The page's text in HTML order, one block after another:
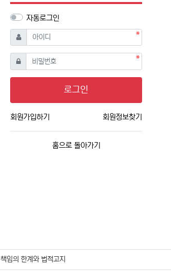
자동로그인
아이디
필수
비밀번호필수
로그인
회원가입하기 회원정보찾기
홈으로 돌아가기
책임의 한계와 법적고지